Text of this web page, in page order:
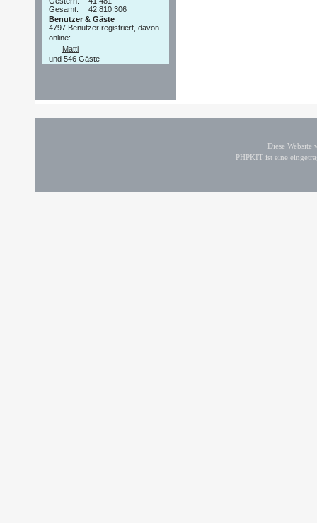
Gesamt:
42.810.306
Benutzer & Gäste
4797 Benutzer registriert, davon
online:
Matti
und 546 Gäste
Diese
PHPKIT ist eine